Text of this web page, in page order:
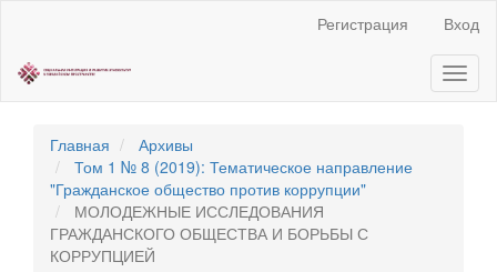
содержанию
страницы
навигация
Основное
содержание
Боковая
панель
Регистрация Вход
Главная
Архивы
Том 1 № 8 (2019): Тематическое направление
"Гражданское общество против коррупции"
МОЛОДЕЖНЫЕ ИССЛЕДОВАНИЯ
ГРАЖДАНСКОГО ОБЩЕСТВА И БОРЬБЫ С
КОРРУПЦИЕЙ